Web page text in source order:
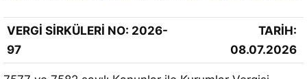
VERGİ SİRKÜLERİ NO: 2026-
97
TARİH:
08.07.2026